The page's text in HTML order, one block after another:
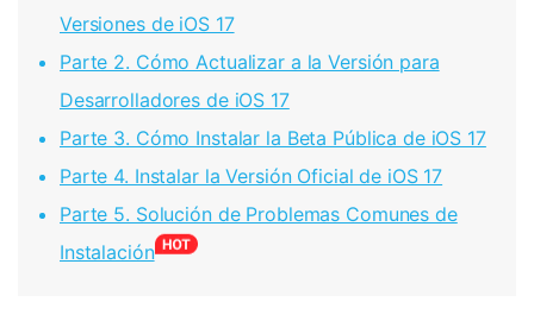
Versiones de iOS 17
Parte 2. Cómo Actualizar a la Versión para
Desarrolladores de iOS 17
Parte 3. Cómo Instalar la Beta Pública de iOS 17
Parte 4. Instalar la Versión Oficial de iOS 17
Parte 5. Solución de Problemas Comunes de
Instalación